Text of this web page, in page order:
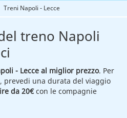
Treni Napoli - Lecce
treno Napoli
- Lecce al miglior prezzo. Per
prevedi una durata del viaggio
da 20€con le compagnie